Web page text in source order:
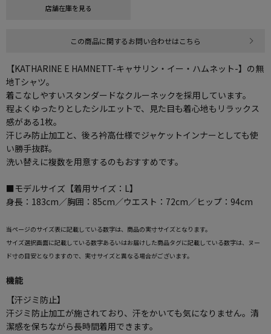
店舗在庫を見る
この商品に関するお問い合わせはこちら
【KATHARINE E HAMNETT-キャサリン・イー・ハムネット-】の無
地Tシャツ。
着こなしやすいスタンダードなクルーネックを採用しています。
程よくゆったりとしたシルエットで、見た目も着心地もリラックス
感がある1枚。
汗じみ防止加工と、後ろ衿高仕様でジャケットインナーとしても使
い勝手抜群。
洗い替えに複数を用意するのもおすすめです。
■モデルサイズ【着用サイズ：L】
身長：183cm／胸囲：85cm／ウエスト：72cm／ヒップ：94cm
当ページのサイズ表に記載している数字は、商品の実寸サイズとなります。
サイズ選択画面に記載している数字あるいはお届けした商品タグに記載している数字は、ヌー
ド寸の目安となりますので、実寸サイズと異なる場合がございます。
機能
【汗ジミ防止】
汗ジミ防止加工が施されており、汗をかいても気になりません。清
潔感を保ちながら長時間着用できます。